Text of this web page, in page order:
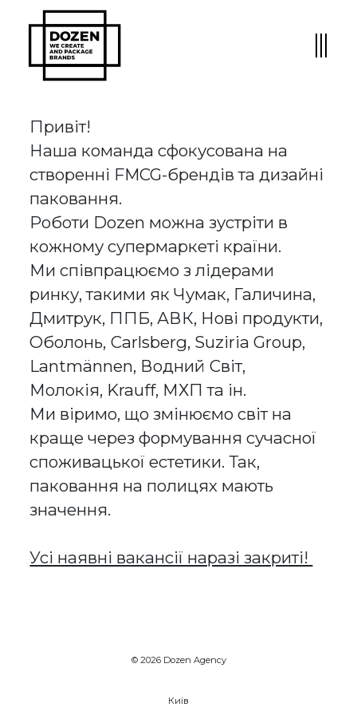
Привіт!
Наша команда сфокусована на
створенні FMCG-брендів та дизайні
паковання.
Роботи Dozen можна зустріти в
кожному супермаркеті країни.
Ми співпрацюємо з лідерами
ринку, такими як Чумак, Галичина,
Дмитрук, ППБ, АВК, Нові продукти,
Оболонь, Сarlsberg, Suziria Group,
Lantmännen, Водний Світ,
Молокія, Krauff, МХП та ін.
Ми віримо, що змінюємо світ на
краще через формування сучасної
споживацької естетики. Так,
паковання на полицях мають
значення.
Усі наявні вакансії наразі закриті!
© 2026 Dozen Agency
Київ